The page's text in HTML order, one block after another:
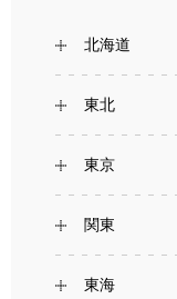
北海道
東北
東京
関東
東海